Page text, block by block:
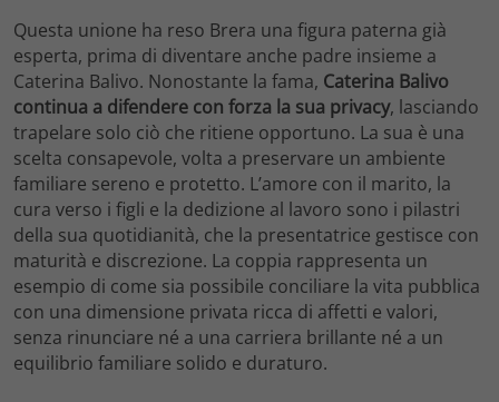
Questa unione ha reso Brera una figura paterna già
esperta, prima di diventare anche padre insieme a
Caterina Balivo. Nonostante la fama, Caterina Balivo
continua a difendere con forza la sua privacy, lasciando
trapelare solo ciò che ritiene opportuno. La sua è una
scelta consapevole, volta a preservare un ambiente
familiare sereno e protetto. L’amore con il marito, la
cura verso i figli e la dedizione al lavoro sono i pilastri
della sua quotidianità, che la presentatrice gestisce con
maturità e discrezione. La coppia rappresenta un
esempio di come sia possibile conciliare la vita pubblica
con una dimensione privata ricca di affetti e valori,
senza rinunciare né a una carriera brillante né a un
equilibrio familiare solido e duraturo.